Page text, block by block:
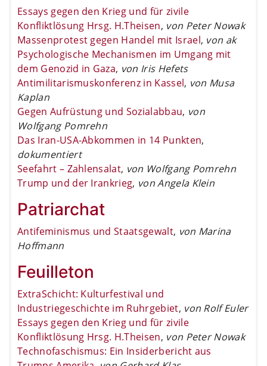
Essays gegen den Krieg und für zivile
Konfliktlösung Hrsg. H.Theisen, von Peter Nowak
Massenprotest gegen Handel mit Israel, von ak
Psychologische Mechanismen im Umgang mit
dem Genozid in Gaza, von Iris Hefets
Antimilitarismuskonferenz in Kassel, von Musa
Kaplan
Gegen Aufrüstung und Sozialabbau, von
Wolfgang Pomrehn
Das Iran-USA-Abkommen in 14 Punkten,
dokumentiert
Seefahrt – Zahlensalat, von Wolfgang Pomrehn
Trump und der Irankrieg, von Angela Klein
Patriarchat
Antifeminismus und Staatsgewalt, von Marina
Hoffmann
Feuilleton
ExtraSchicht: Kulturfestival und
Industriegeschichte im Ruhrgebiet, von Rolf Euler
Essays gegen den Krieg und für zivile
Konfliktlösung Hrsg. H.Theisen, von Peter Nowak
Technofaschismus: Ein Insiderbericht aus